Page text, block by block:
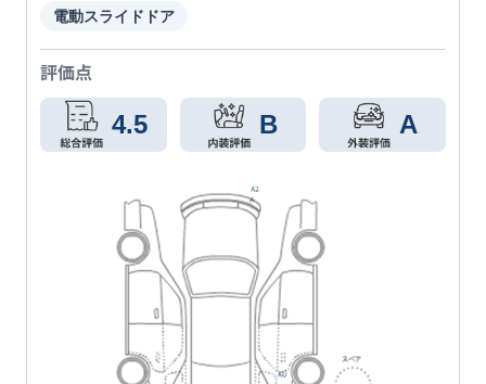
電動スライドドア
評価点
4.5 B A